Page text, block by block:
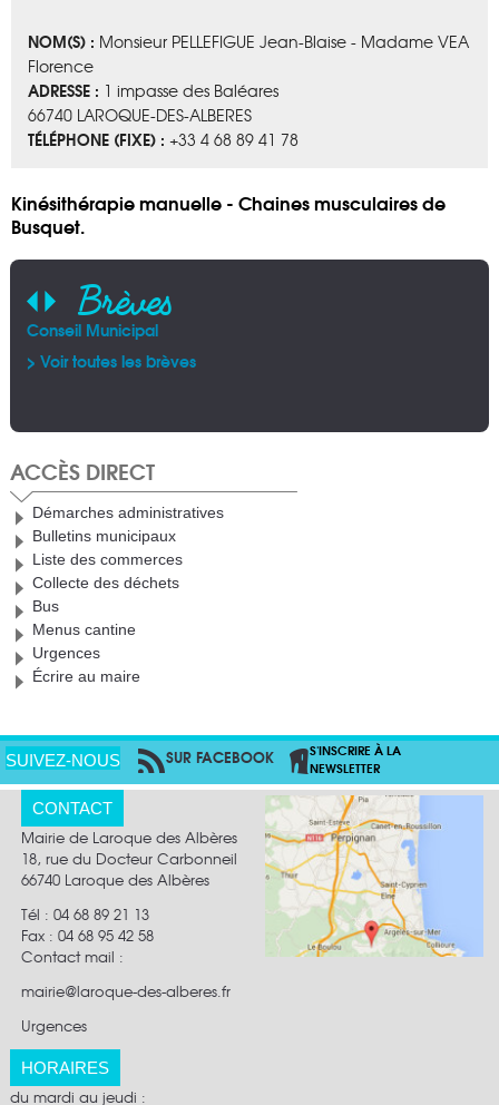
NOM(S) : Monsieur PELLEFIGUE Jean-Blaise - Madame VEA
Florence
ADRESSE : 1 impasse des Baléares
66740 LAROQUE-DES-ALBERES
TÉLÉPHONE (FIXE) : +33 4 68 89 41 78
Kinésithérapie manuelle - Chaines musculaires de
Busquet.
Brèves
Conseil Municipal
> Voir toutes les brèves
ACCÈS DIRECT
Démarches administratives
Bulletins municipaux
Liste des commerces
Collecte des déchets
Bus
Menus cantine
Urgences
Écrire au maire
SUIVEZ-NOUS SUR FACEBOOK
PAR RSS
S'INSCRIRE À LA
NEWSLETTER
CONTACT
Mairie de Laroque des Albères
18, rue du Docteur Carbonneil
66740 Laroque des Albères
Tél : 04 68 89 21 13
Fax : 04 68 95 42 58
Contact mail :
mairie@laroque-des-alberes.fr
Urgences
HORAIRES
du mardi au jeudi :